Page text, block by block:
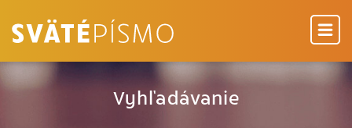
Vyhľadávanie